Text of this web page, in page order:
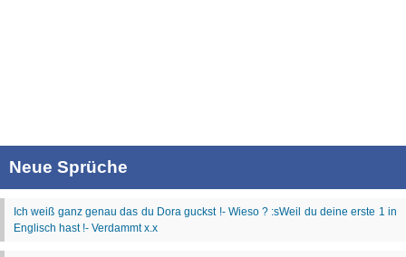
Neue Sprüche